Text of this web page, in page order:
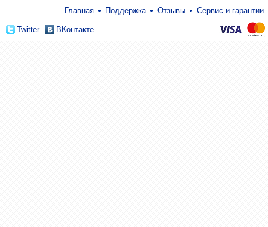
Главная Поддержка Отзывы Сервис и гарантии
Twitter ВКонтакте